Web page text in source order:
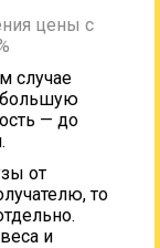
цены с
случае
большую
— до
от
то
и